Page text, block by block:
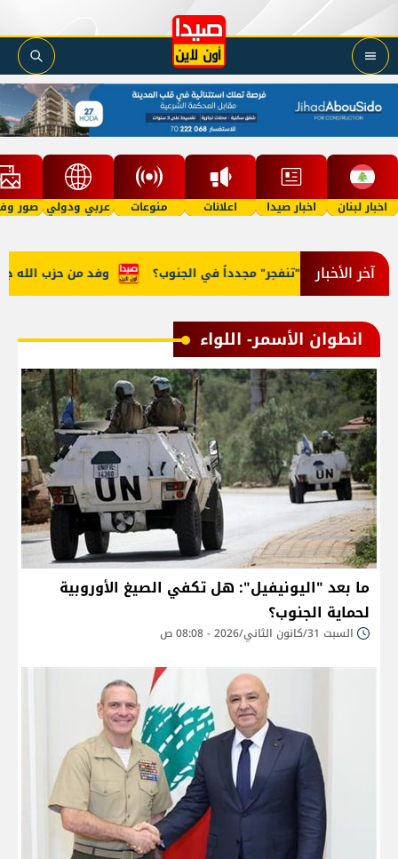
اخبار لبنان اخبار صيدا اعلانات منوعات عربي ودولي صور
آخر الأخبار وفد من حزب الله جال هل "تنفجر" مجدداً في الجنوب؟
انطوان الأسمر- اللواء
ما بعد "اليونيفيل": هل تكفي الصيغ الأوروبية
لحماية الجنوب؟
السبت 31/كانون الثاني/2026 - 08:08 ص